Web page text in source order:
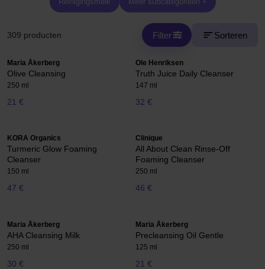
309 producten Filter Sorteren
Maria Åkerberg
Olive Cleansing
250 ml
21 €
Ole Henriksen
Truth Juice Daily Cleanser
147 ml
32 €
KORA Organics
Turmeric Glow Foaming
Cleanser
150 ml
47 €
Clinique
All About Clean Rinse-Off
Foaming Cleanser
250 ml
46 €
Maria Åkerberg
AHA Cleansing Milk
250 ml
30 €
Maria Åkerberg
Precleansing Oil Gentle
125 ml
21 €